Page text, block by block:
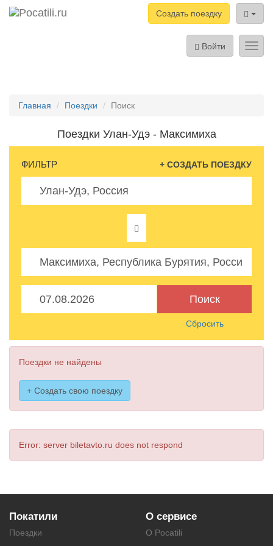
Создать поездку
Войти
Главная Поездки Поиск
Поездки Улан-Удэ - Максимиха
ФИЛЬТР + СОЗДАТЬ ПОЕЗДКУ
Поиск
Сбросить
Поездки не найдены
+ Создать свою поездку
Error: server biletavto.ru does not respond
Покатили
Поездки
О сервисе
О Pocatili